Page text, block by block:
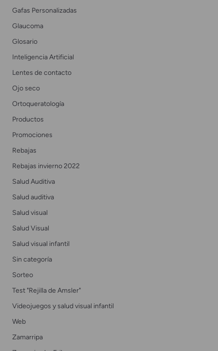
Gafas Personalizadas
Glaucoma
Glosario
Inteligencia Artificial
Lentes de contacto
Ojo seco
Ortoqueratología
Productos
Promociones
Rebajas
Rebajas invierno 2022
Salud Auditiva
Salud auditiva
Salud visual
Salud Visual
Salud visual infantil
Sin categoría
Sorteo
Test "Rejilla de Amsler"
Videojuegos y salud visual infantil
Web
Zamarripa